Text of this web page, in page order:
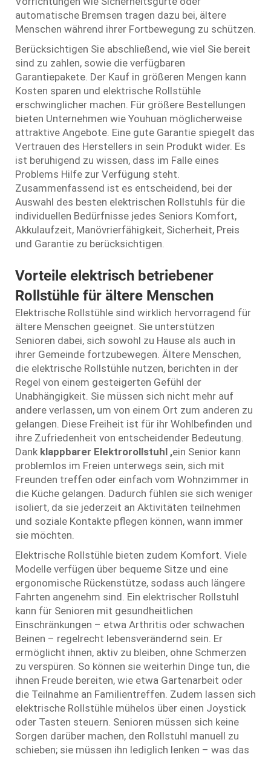
automatische Bremsen tragen dazu bei, ältere
Menschen während ihrer Fortbewegung zu schützen.
Berücksichtigen Sie abschließend, wie viel Sie bereit
sind zu zahlen, sowie die verfügbaren
Garantiepakete. Der Kauf in größeren Mengen kann
Kosten sparen und elektrische Rollstühle
erschwinglicher machen. Für größere Bestellungen
bieten Unternehmen wie Youhuan möglicherweise
attraktive Angebote. Eine gute Garantie spiegelt das
Vertrauen des Herstellers in sein Produkt wider. Es
ist beruhigend zu wissen, dass im Falle eines
Problems Hilfe zur Verfügung steht.
Zusammenfassend ist es entscheidend, bei der
Auswahl des besten elektrischen Rollstuhls für die
individuellen Bedürfnisse jedes Seniors Komfort,
Akkulaufzeit, Manövrierfähigkeit, Sicherheit, Preis
und Garantie zu berücksichtigen.
Vorteile elektrisch betriebener
Rollstühle für ältere Menschen
Elektrische Rollstühle sind wirklich hervorragend für
ältere Menschen geeignet. Sie unterstützen
Senioren dabei, sich sowohl zu Hause als auch in
ihrer Gemeinde fortzubewegen. Ältere Menschen,
die elektrische Rollstühle nutzen, berichten in der
Regel von einem gesteigerten Gefühl der
Unabhängigkeit. Sie müssen sich nicht mehr auf
andere verlassen, um von einem Ort zum anderen zu
gelangen. Diese Freiheit ist für ihr Wohlbefinden und
ihre Zufriedenheit von entscheidender Bedeutung.
Dank klappbarer Elektrorollstuhl ,ein Senior kann
problemlos im Freien unterwegs sein, sich mit
Freunden treffen oder einfach vom Wohnzimmer in
die Küche gelangen. Dadurch fühlen sie sich weniger
isoliert, da sie jederzeit an Aktivitäten teilnehmen
und soziale Kontakte pflegen können, wann immer
sie möchten.
Elektrische Rollstühle bieten zudem Komfort. Viele
Modelle verfügen über bequeme Sitze und eine
ergonomische Rückenstütze, sodass auch längere
Fahrten angenehm sind. Ein elektrischer Rollstuhl
kann für Senioren mit gesundheitlichen
Einschränkungen – etwa Arthritis oder schwachen
Beinen – regelrecht lebensverändernd sein. Er
ermöglicht ihnen, aktiv zu bleiben, ohne Schmerzen
zu verspüren. So können sie weiterhin Dinge tun, die
ihnen Freude bereiten, wie etwa Gartenarbeit oder
die Teilnahme an Familientreffen. Zudem lassen sich
elektrische Rollstühle mühelos über einen Joystick
oder Tasten steuern. Senioren müssen sich keine
Sorgen darüber machen, den Rollstuhl manuell zu
schieben; sie müssen ihn lediglich lenken – was das